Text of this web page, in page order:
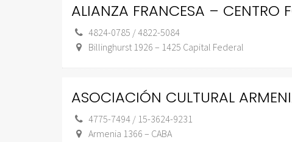
ALIANZA FRANCESA – CENTRO
4824-0785 / 4822-5084
Billinghurst 1926 – 1425 Capital Federal
ASOCIACIÓN CULTURAL
4775-7494 / 15-3624-9231
Armenia 1366 – CABA